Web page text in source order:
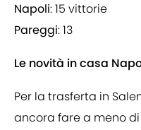
Napoli: 15 vittorie
Pareggi: 13
Le novità in casa
Per la trasferta in
ancora fare a meno